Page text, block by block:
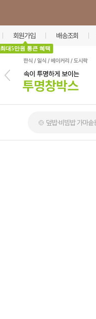
회원가입
최대5만원 통큰 혜택
배송조회
🍲 덮밥·비빔밥 가마솥